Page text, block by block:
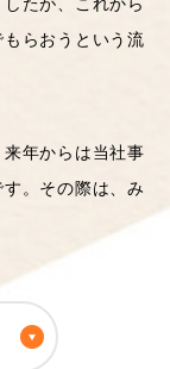
らおうという流
年からは当社事
。その際は、み